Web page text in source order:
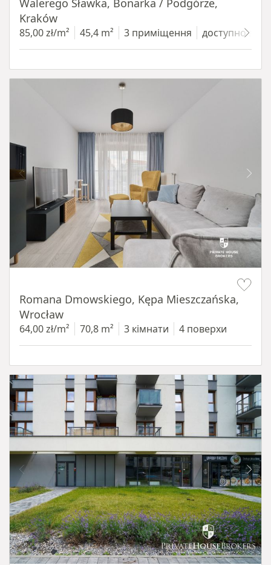
Walerego Sławka, Bonarka / Podgórze,
Kraków
85,00 zł/m² 45,4 m² 3 приміщення доступно з
Romana Dmowskiego, Kępa Mieszczańska,
Wrocław
64,00 zł/m² 70,8 m² 3 кімнати 4 поверхи